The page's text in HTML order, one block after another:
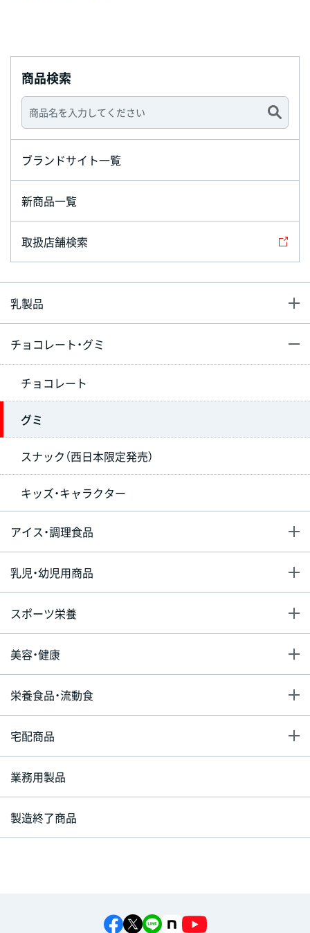
商品検索
ブランドサイト一覧
新商品一覧
取扱店舗検索
乳製品
チョコレート・グミ
チョコレート
グミ
スナック（西日本限定発売）
キッズ・キャラクター
アイス・調理食品
乳児・幼児用商品
スポーツ栄養
美容・健康
栄養食品・流動食
宅配商品
業務用製品
製造終了商品